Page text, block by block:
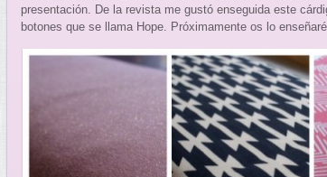
presentación. De la revista me gustó enseguida este
botones que se llama Hope. Próximamente os lo